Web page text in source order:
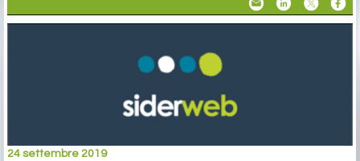
24 settembre 2019